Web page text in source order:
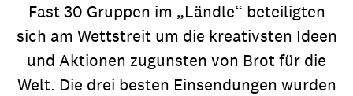
Fast 30 Gruppen im „Ländle“ beteiligten
sich am Wettstreit um die kreativsten Ideen
und Aktionen zugunsten von Brot für die
Welt. Die drei besten Einsendungen wurden